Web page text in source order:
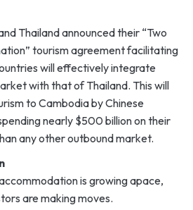
Thailand announced their “Two
tourism agreement facilitating
will effectively integrate
with that of Thailand. This will
to Cambodia by Chinese
nearly $500 billion on their
any other outbound market.
is growing apace,
are making moves.